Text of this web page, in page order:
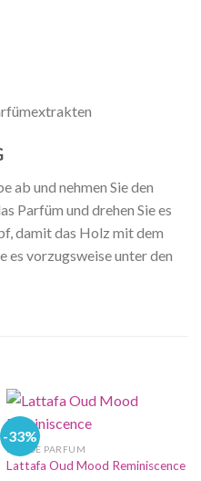
ab und nehmen Sie den
Parfüm und drehen Sie es
damit das Holz mit dem
es vorzugsweise unter den
-33%
EAU DE PARFUM
Lattafa Oud Mood Reminiscence